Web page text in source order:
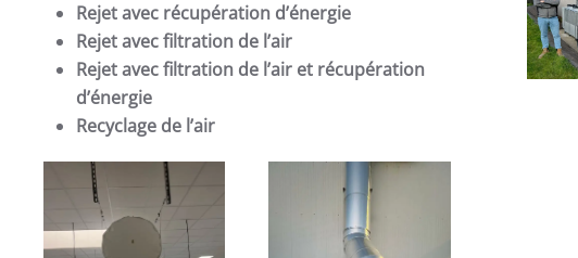
Rejet avec récupération d’énergie
Rejet avec filtration de l’air
Rejet avec filtration de l’air et récupération
d’énergie
Recyclage de l’air